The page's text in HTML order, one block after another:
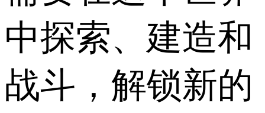
中探索、建造和
战斗，解锁新的